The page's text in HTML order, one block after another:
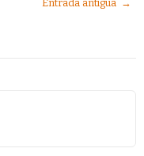
Entrada antigua →